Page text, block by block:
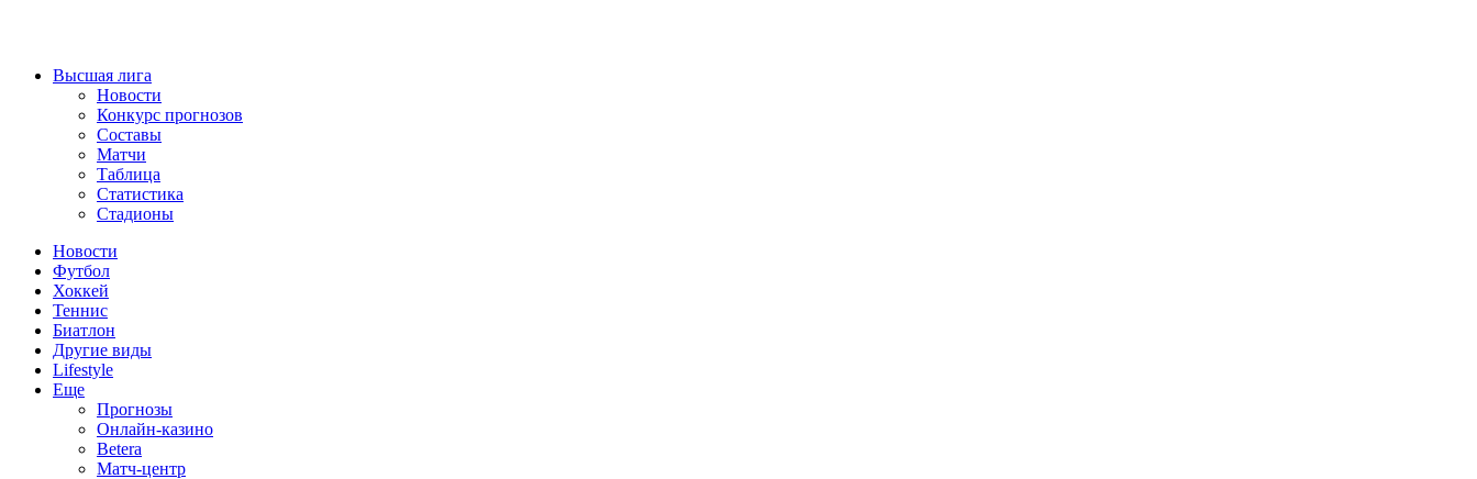
Высшая лига
Новости
Конкурс прогнозов
Составы
Матчи
Таблица
Статистика
Стадионы
Новости
Футбол
Хоккей
Теннис
Биатлон
Другие виды
Lifestyle
Еще
Прогнозы
Онлайн-казино
Betera
Матч-центр